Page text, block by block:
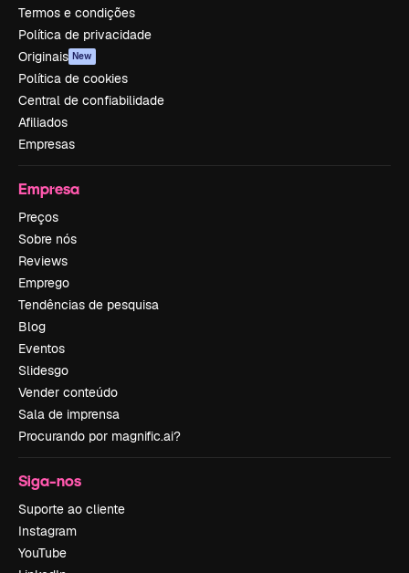
Termos e condições
Política de privacidade
Originais New
Política de cookies
Central de confiabilidade
Afiliados
Empresas
Empresa
Preços
Sobre nós
Reviews
Emprego
Tendências de pesquisa
Blog
Eventos
Slidesgo
Vender conteúdo
Sala de imprensa
Procurando por magnific.ai?
Siga-nos
Suporte ao cliente
Instagram
YouTube